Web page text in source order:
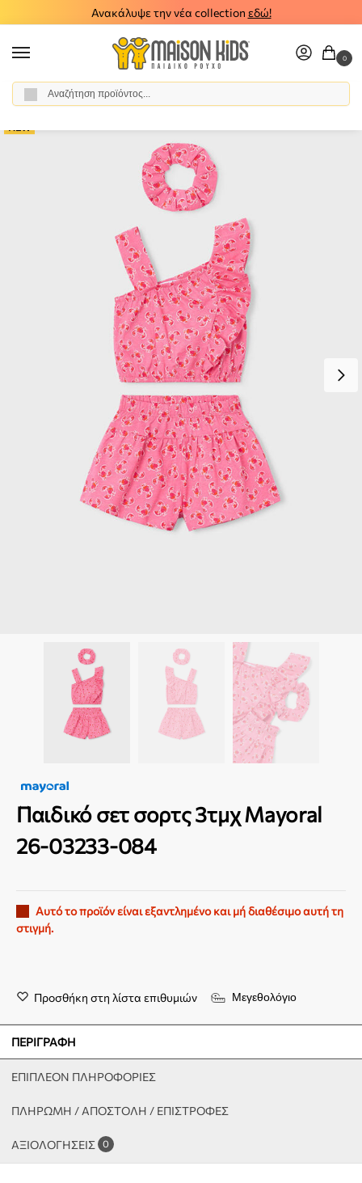
Ανακάλυψε την νέα collection εδώ!
0
Αρχική σελίδα / Κορίτσι / Ρούχα
Παιδικό σετ σορτς 3τμχ Mayoral
26-03233-084
Αυτό το προϊόν είναι εξαντλημένο και μή διαθέσιμο αυτή τη
στιγμή.
Προσθήκη στη λίστα επιθυμιών Μεγεθολόγιο
ΠΕΡΙΓΡΑΦΉ
ΕΠΙΠΛΈΟΝ ΠΛΗΡΟΦΟΡΊΕΣ
ΠΛΗΡΩΜΗ / ΑΠΟΣΤΟΛΗ / ΕΠΙΣΤΡΟΦΕΣ
ΑΞΙΟΛΟΓΉΣΕΙΣ 0